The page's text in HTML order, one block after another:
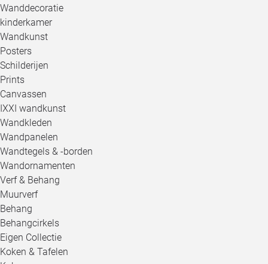
Wanddecoratie
kinderkamer
Wandkunst
Posters
Schilderijen
Prints
Canvassen
IXXI wandkunst
Wandkleden
Wandpanelen
Wandtegels & -borden
Wandornamenten
Verf & Behang
Muurverf
Behang
Behangcirkels
Eigen Collectie
Koken & Tafelen